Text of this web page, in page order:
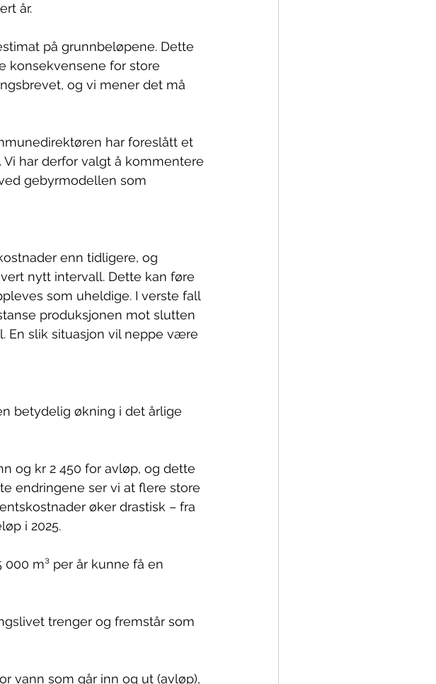
år.
på grunnbeløpene. Dette
konsekvensene for store
og vi mener det må
har foreslått et
har derfor valgt å kommentere
gebyrmodellen som
enn tidligere, og
nytt intervall. Dette kan føre
som uheldige. I verste fall
produksjonen mot slutten
En slik situasjon vil neppe være
betydelig økning i det årlige
og kr 2 450 for avløp, og dette
endringene ser vi at flere store
øker drastisk – fra
i 2025.
m³ per år kunne få en
trenger og fremstår som
vann som går inn og ut (avløp),